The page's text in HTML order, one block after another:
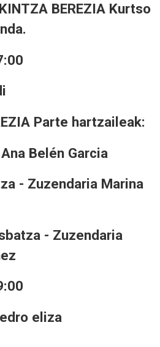
BEREZIA Kurtso
Parte hartzaileak:
Belén Garcia
- Zuzendaria Marina
- Zuzendaria
eliza